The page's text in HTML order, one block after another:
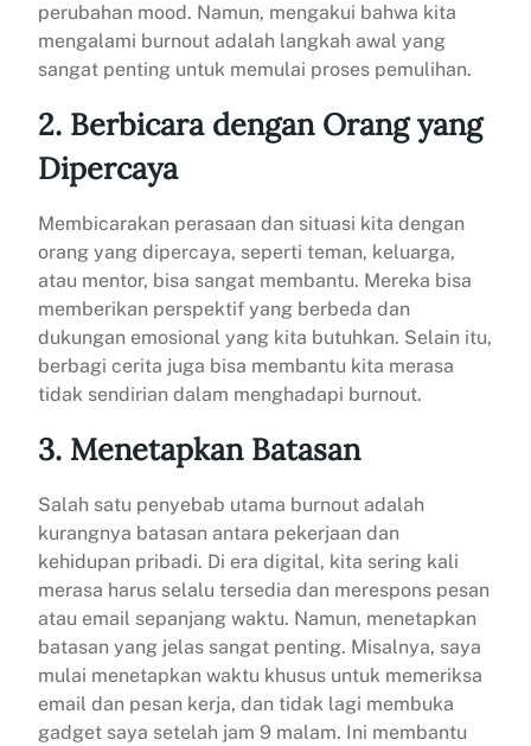
perubahan mood. Namun, mengakui bahwa kita
mengalami burnout adalah langkah awal yang
sangat penting untuk memulai proses pemulihan.
2. Berbicara dengan Orang yang
Dipercaya
Membicarakan perasaan dan situasi kita dengan
orang yang dipercaya, seperti teman, keluarga,
atau mentor, bisa sangat membantu. Mereka bisa
memberikan perspektif yang berbeda dan
dukungan emosional yang kita butuhkan. Selain itu,
berbagi cerita juga bisa membantu kita merasa
tidak sendirian dalam menghadapi burnout.
3. Menetapkan Batasan
Salah satu penyebab utama burnout adalah
kurangnya batasan antara pekerjaan dan
kehidupan pribadi. Di era digital, kita sering kali
merasa harus selalu tersedia dan merespons pesan
atau email sepanjang waktu. Namun, menetapkan
batasan yang jelas sangat penting. Misalnya, saya
mulai menetapkan waktu khusus untuk memeriksa
email dan pesan kerja, dan tidak lagi membuka
gadget saya setelah jam 9 malam. Ini membantu